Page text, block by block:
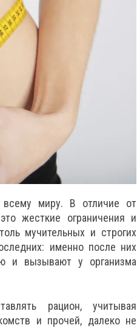
миру. В отличие от
жесткие ограничения и
мучительных и строгих
именно после них
и вызывают у организма
рацион, учитывая
и прочей, далеко не